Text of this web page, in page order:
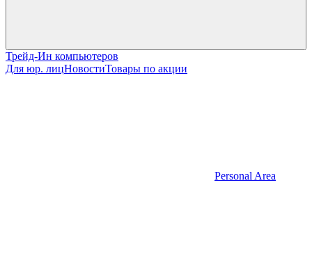
Трейд-Ин компьютеров
Для юр. лицНовостиТовары по акции
Personal Area